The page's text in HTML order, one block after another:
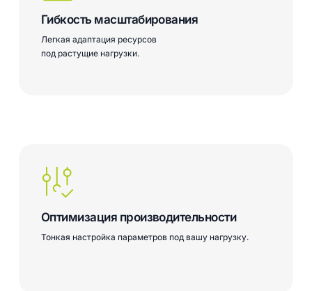
Гибкость масштабирования
Легкая адаптация ресурсов
под растущие нагрузки.
Оптимизация производительности
Тонкая настройка параметров под вашу нагрузку.